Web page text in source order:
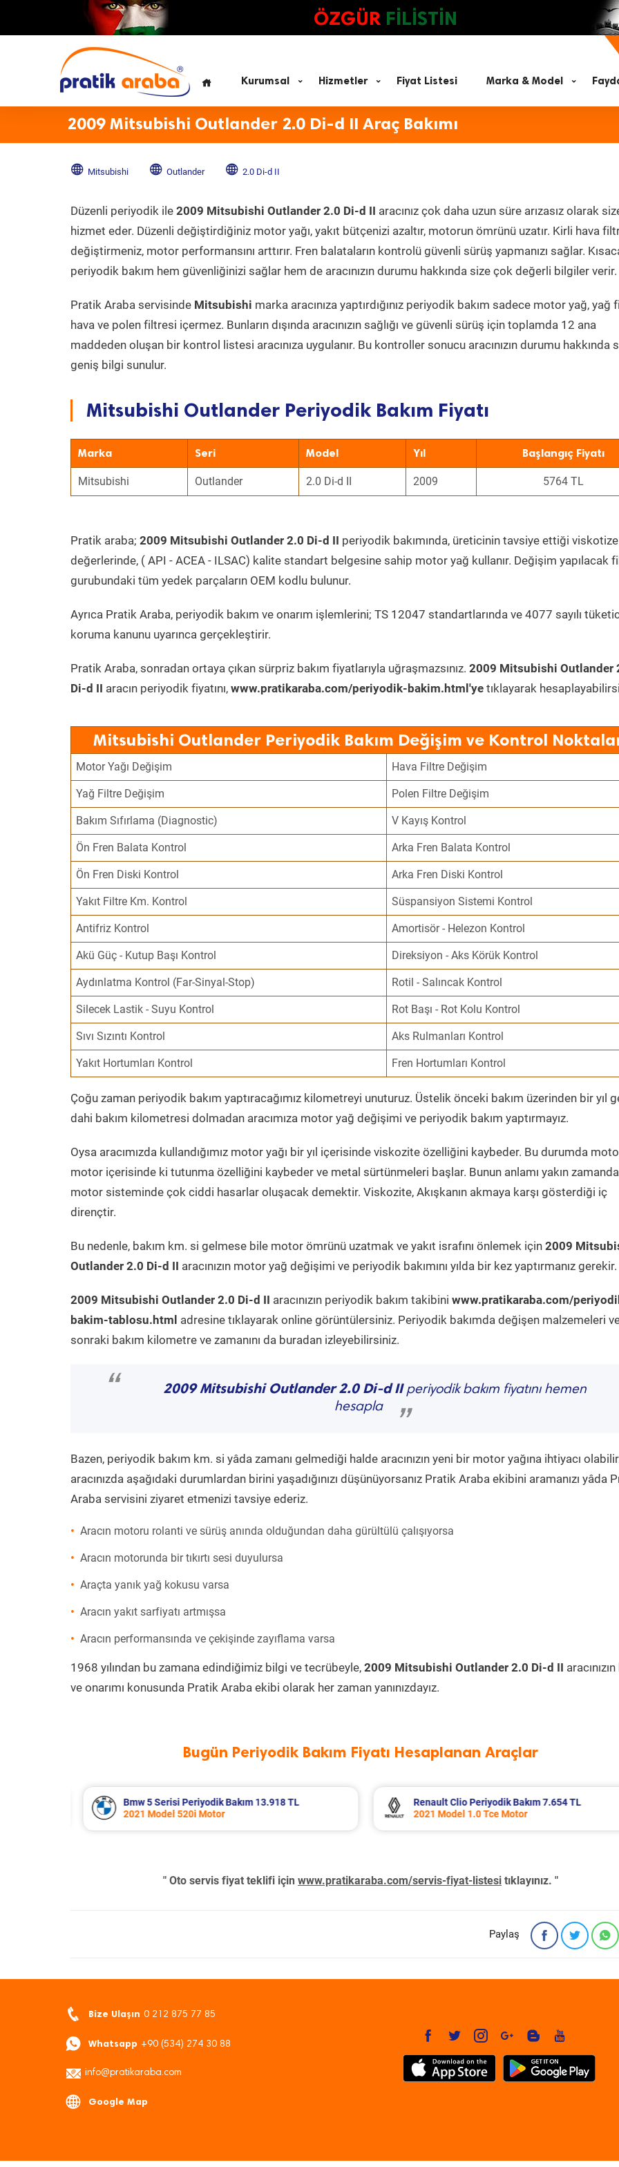
ÖZGÜR FİLİSTİN
Kurumsal Hizmetler Fiyat Listesi Marka & Model
2009 Mitsubishi Outlander 2.0 Di-d II Araç Bakımı
Mitsubishi Outlander 2.0 Di-d II
Düzenli periyodik ile 2009 Mitsubishi Outlander 2.0 Di-d II aracınız çok daha uzun süre arızasız olarak
hizmet eder. Düzenli değiştirdiğiniz motor yağı, yakıt bütçenizi azaltır, motorun ömrünü uzatır. Kirli hava
değiştirmeniz, motor performansını arttırır. Fren balataların kontrolü güvenli sürüş yapmanızı sağlar.
periyodik bakım hem güvenliğinizi sağlar hem de aracınızın durumu hakkında size çok değerli bilgiler verir.
Pratik Araba servisinde Mitsubishi marka aracınıza yaptırdığınız periyodik bakım sadece motor yağ, yağ
hava ve polen filtresi içermez. Bunların dışında aracınızın sağlığı ve güvenli sürüş için toplamda 12 ana
maddeden oluşan bir kontrol listesi aracınıza uygulanır. Bu kontroller sonucu aracınızın durumu hakkında
geniş bilgi sunulur.
Mitsubishi Outlander Periyodik Bakım Fiyatı
Marka Seri Model Yıl Başlangıç Fiyatı
Mitsubishi Outlander 2.0 Di-d II 2009 5764 TL
Pratik araba; 2009 Mitsubishi Outlander 2.0 Di-d II periyodik bakımında, üreticinin tavsiye ettiği viskotize
değerlerinde, ( API - ACEA - ILSAC) kalite standart belgesine sahip motor yağ kullanır. Değişim yapılacak
gurubundaki tüm yedek parçaların OEM kodlu bulunur.
Ayrıca Pratik Araba, periyodik bakım ve onarım işlemlerini; TS 12047 standartlarında ve 4077 sayılı
koruma kanunu uyarınca gerçekleştirir.
Pratik Araba, sonradan ortaya çıkan sürpriz bakım fiyatlarıyla uğraşmazsınız. 2009 Mitsubishi Outlander
Di-d II aracın periyodik fiyatını, www.pratikaraba.com/periyodik-bakim.html'ye tıklayarak
Mitsubishi Outlander Periyodik Bakım Değişim ve Kontrol
Motor Yağı Değişim Hava Filtre Değişim
Yağ Filtre Değişim Polen Filtre Değişim
Bakım Sıfırlama (Diagnostic) V Kayış Kontrol
Ön Fren Balata Kontrol Arka Fren Balata Kontrol
Ön Fren Diski Kontrol Arka Fren Diski Kontrol
Yakıt Filtre Km. Kontrol Süspansiyon Sistemi Kontrol
Antifriz Kontrol Amortisör - Helezon Kontrol
Akü Güç - Kutup Başı Kontrol Direksiyon - Aks Körük Kontrol
Aydınlatma Kontrol (Far-Sinyal-Stop) Rotil - Salıncak Kontrol
Silecek Lastik - Suyu Kontrol Rot Başı - Rot Kolu Kontrol
Sıvı Sızıntı Kontrol Aks Rulmanları Kontrol
Yakıt Hortumları Kontrol Fren Hortumları Kontrol
Çoğu zaman periyodik bakım yaptıracağımız kilometreyi unuturuz. Üstelik önceki bakım üzerinden bir yıl
dahi bakım kilometresi dolmadan aracımıza motor yağ değişimi ve periyodik bakım yaptırmayız.
Oysa aracımızda kullandığımız motor yağı bir yıl içerisinde viskozite özelliğini kaybeder. Bu durumda
motor içerisinde ki tutunma özelliğini kaybeder ve metal sürtünmeleri başlar. Bunun anlamı yakın zamanda
motor sisteminde çok ciddi hasarlar oluşacak demektir. Viskozite, Akışkanın akmaya karşı gösterdiği iç
dirençtir.
Bu nedenle, bakım km. si gelmese bile motor ömrünü uzatmak ve yakıt israfını önlemek için 2009
Outlander 2.0 Di-d II aracınızın motor yağ değişimi ve periyodik bakımını yılda bir kez yaptırmanız gerekir.
2009 Mitsubishi Outlander 2.0 Di-d II aracınızın periyodik bakım takibini www.pratikaraba.com/
bakim-tablosu.html adresine tıklayarak online görüntülersiniz. Periyodik bakımda değişen malzemeleri
sonraki bakım kilometre ve zamanını da buradan izleyebilirsiniz.
“ 2009 Mitsubishi Outlander 2.0 Di-d IIperiyodik bakım fiyatını hemen
hesapla
”
Bazen, periyodik bakım km. si yâda zamanı gelmediği halde aracınızın yeni bir motor yağına ihtiyacı
aracınızda aşağıdaki durumlardan birini yaşadığınızı düşünüyorsanız Pratik Araba ekibini aramanızı yâda
Araba servisini ziyaret etmenizi tavsiye ederiz.
Aracın motoru rolanti ve sürüş anında olduğundan daha gürültülü çalışıyorsa
Aracın motorunda bir tıkırtı sesi duyulursa
Araçta yanık yağ kokusu varsa
Aracın yakıt sarfiyatı artmışsa
Aracın performansında ve çekişinde zayıflama varsa
1968 yılından bu zamana edindiğimiz bilgi ve tecrübeyle, 2009 Mitsubishi Outlander 2.0 Di-d II
ve onarımı konusunda Pratik Araba ekibi olarak her zaman yanınızdayız.
Bugün Periyodik Bakım Fiyatı Hesaplanan Araçlar
Renault Clio Periyodik Bakım 7.654 TL
2021 Model 1.0 Tce Motor
Mitsubishi L300 Periyodik Bakım 6.726 TL
2003 Model 2.5 Motor
" Oto servis fiyat teklifi için www.pratikaraba.com/servis-fiyat-listesi tıklayınız. "
Paylaş
Bize Ulaşın 0 212 875 77 85
Whatsapp +90 (534) 274 30 88
info@pratikaraba.com
Google Map